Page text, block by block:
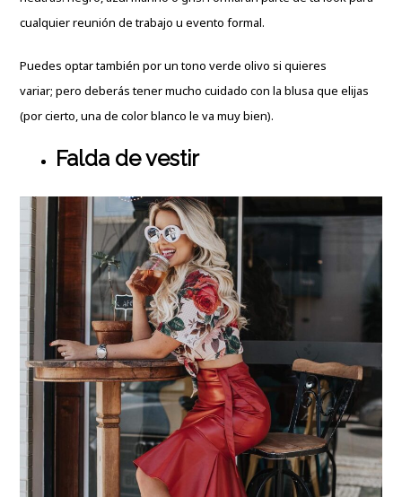
cualquier reunión de trabajo u evento formal.
Puedes optar también por un tono verde olivo si quieres
variar; pero deberás tener mucho cuidado con la blusa que elijas
(por cierto, una de color blanco le va muy bien).
Falda de vestir